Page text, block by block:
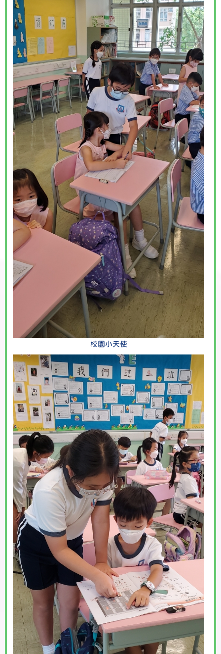
校園小天使